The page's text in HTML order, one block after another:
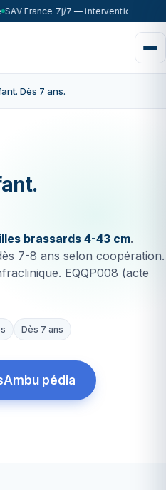
SAV France 7j/7 — intervention sous
Dès 7 ans.
brassards 4-43 cm.
7-8 ans selon coopération.
EQQP008 (acte
Dès 7 ans
pédia